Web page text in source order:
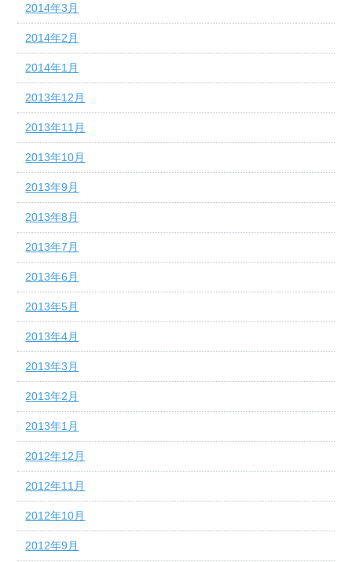
2014年3月
2014年2月
2014年1月
2013年12月
2013年11月
2013年10月
2013年9月
2013年8月
2013年7月
2013年6月
2013年5月
2013年4月
2013年3月
2013年2月
2013年1月
2012年12月
2012年11月
2012年10月
2012年9月